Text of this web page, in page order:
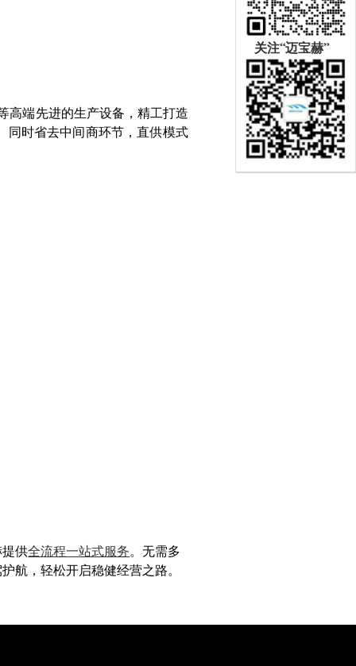
关注“迈宝赫”
高端先进的生产设备，精工打造
同时省去中间商环节，直供模式
供全流程一站式服务。无需多
航，轻松开启稳健经营之路。